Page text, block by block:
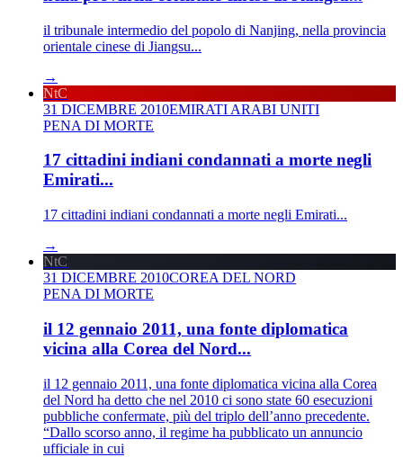
il tribunale intermedio del popolo di Nanjing, nella provincia
orientale cinese di Jiangsu...
→
NtC
31 DICEMBRE 2010EMIRATI ARABI UNITI
PENA DI MORTE
17 cittadini indiani condannati a morte negli
Emirati...
17 cittadini indiani condannati a morte negli Emirati...
→
NtC
31 DICEMBRE 2010COREA DEL NORD
PENA DI MORTE
il 12 gennaio 2011, una fonte diplomatica
vicina alla Corea del Nord...
il 12 gennaio 2011, una fonte diplomatica vicina alla Corea
del Nord ha detto che nel 2010 ci sono state 60 esecuzioni
pubbliche confermate, più del triplo dell’anno precedente.
“Dallo scorso anno, il regime ha pubblicato un annuncio
ufficiale in cui